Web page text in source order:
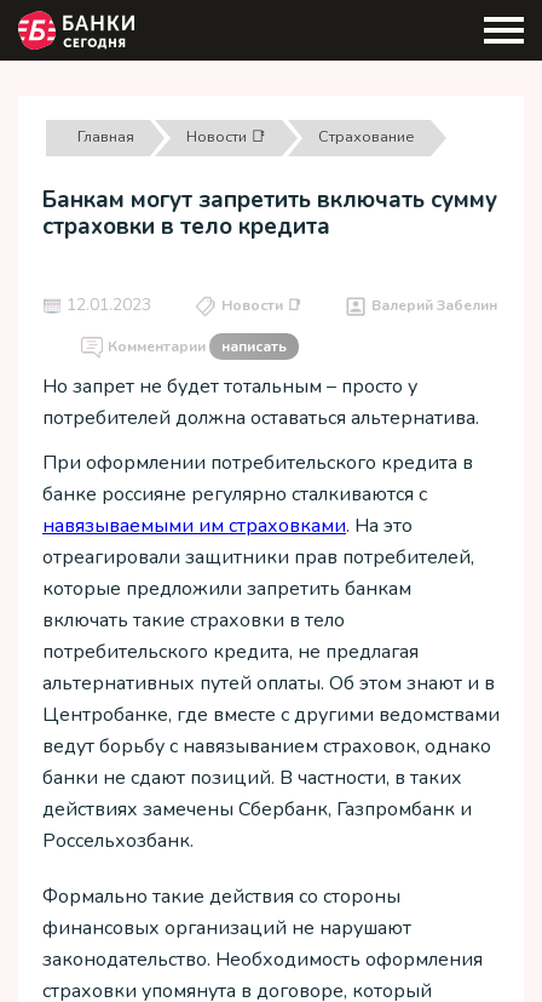
Главная Новости 📑 Страхование
Банкам могут запретить включать сумму
страховки в тело кредита
12.01.2023 Новости 📑 Валерий Забелин
Комментарии написать
Но запрет не будет тотальным – просто у
потребителей должна оставаться альтернатива.
При оформлении потребительского кредита в
банке россияне регулярно сталкиваются с
навязываемыми им страховками. На это
отреагировали защитники прав потребителей,
которые предложили запретить банкам
включать такие страховки в тело
потребительского кредита, не предлагая
альтернативных путей оплаты. Об этом знают и в
Центробанке, где вместе с другими ведомствами
ведут борьбу с навязыванием страховок, однако
банки не сдают позиций. В частности, в таких
действиях замечены Сбербанк, Газпромбанк и
Россельхозбанк.
Формально такие действия со стороны
финансовых организаций не нарушают
законодательство. Необходимость оформления
страховки упомянута в договоре, который